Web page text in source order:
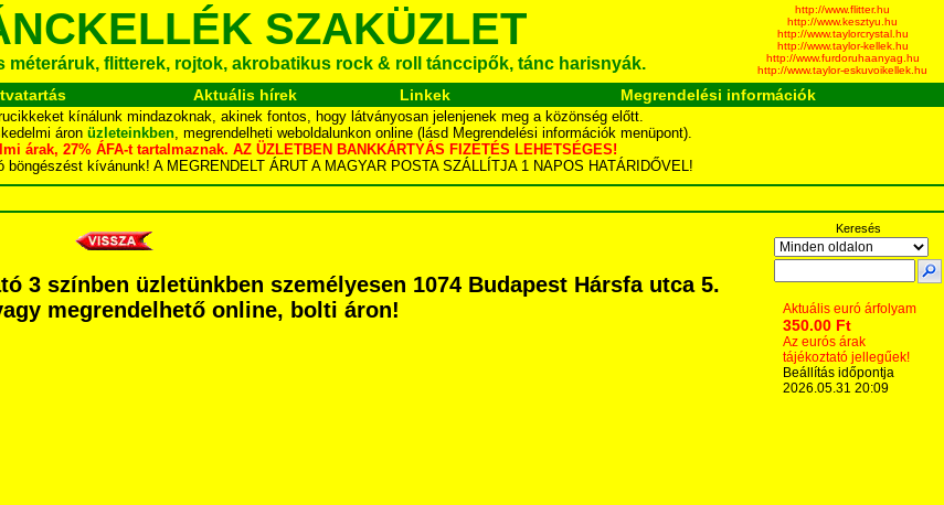
SZAKÜZLET
flitterek, rojtok, akrobatikus rock & roll tánccipők, tánc harisnyák.
http://www.flitter.hu
http://www.kesztyu.hu
http://www.taylorcrystal.hu
http://www.taylor-kellek.hu
http://www.furdoruhaanyag.hu
http://www.taylor-eskuvoikellek.hu
Aktuális hírek Linkek Megrendelési információk
kínálunk mindazoknak, akinek fontos, hogy látványosan jelenjenek meg a közönség előtt.
áron üzleteinkben, megrendelheti weboldalunkon online (lásd Megrendelési információk menüpont).
árak, 27% ÁFA-t tartalmaznak. AZ ÜZLETBEN BANKKÁRTYÁS FIZETÉS LEHETSÉGES!
kívánunk! A MEGRENDELT ÁRUT A MAGYAR POSTA SZÁLLÍTJA 1 NAPOS HATÁRIDŐVEL!
3 színben üzletünkben személyesen 1074 Budapest Hársfa utca 5.
megrendelhető online, bolti áron!
Keresés
Aktuális euró árfolyam
350.00 Ft
Az eurós árak
tájékoztató jellegűek!
Beállítás időpontja
2026.05.31 20:09